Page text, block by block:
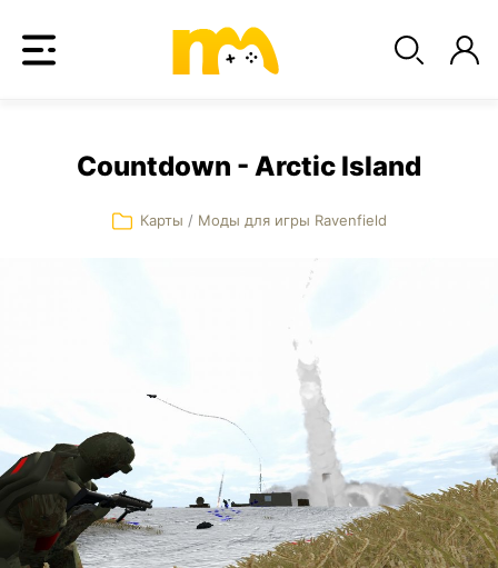
Countdown - Arctic Island
Карты / Моды для игры Ravenfield